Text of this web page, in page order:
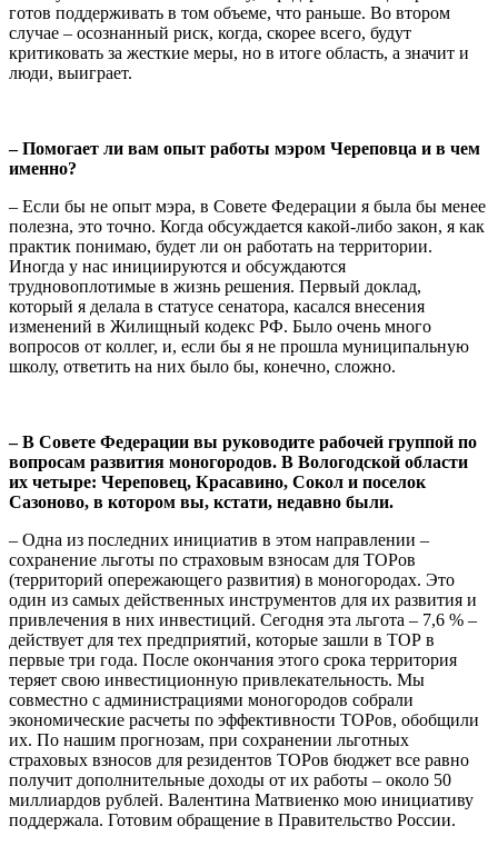
готов поддерживать в том объеме, что раньше. Во втором
случае – осознанный риск, когда, скорее всего, будут
критиковать за жесткие меры, но в итоге область, а значит и
люди, выиграет.
– Помогает ли вам опыт работы мэром Череповца и в чем
именно?
– Если бы не опыт мэра, в Совете Федерации я была бы менее
полезна, это точно. Когда обсуждается какой-либо закон, я как
практик понимаю, будет ли он работать на территории.
Иногда у нас инициируются и обсуждаются
трудновоплотимые в жизнь решения. Первый доклад,
который я делала в статусе сенатора, касался внесения
изменений в Жилищный кодекс РФ. Было очень много
вопросов от коллег, и, если бы я не прошла муниципальную
школу, ответить на них было бы, конечно, сложно.
– В Совете Федерации вы руководите рабочей группой по
вопросам развития моногородов. В Вологодской области
их четыре: Череповец, Красавино, Сокол и поселок
Сазоново, в котором вы, кстати, недавно были.
– Одна из последних инициатив в этом направлении –
сохранение льготы по страховым взносам для ТОРов
(территорий опережающего развития) в моногородах. Это
один из самых действенных инструментов для их развития и
привлечения в них инвестиций. Сегодня эта льгота – 7,6 % –
действует для тех предприятий, которые зашли в ТОР в
первые три года. После окончания этого срока территория
теряет свою инвестиционную привлекательность. Мы
совместно с администрациями моногородов собрали
экономические расчеты по эффективности ТОРов, обобщили
их. По нашим прогнозам, при сохранении льготных
страховых взносов для резидентов ТОРов бюджет все равно
получит дополнительные доходы от их работы – около 50
миллиардов рублей. Валентина Матвиенко мою инициативу
поддержала. Готовим обращение в Правительство России.